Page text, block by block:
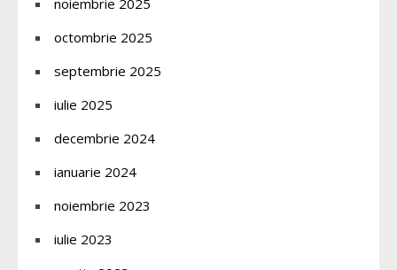
octombrie 2025
septembrie 2025
iulie 2025
decembrie 2024
ianuarie 2024
noiembrie 2023
iulie 2023